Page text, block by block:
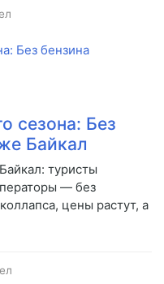
сезона: Без
Байкал
туристы
— без
цены растут, а